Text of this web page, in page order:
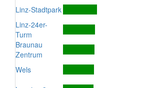
Linz-Stadtpark
Linz-24er-
Turm
Braunau
Zentrum
Wels